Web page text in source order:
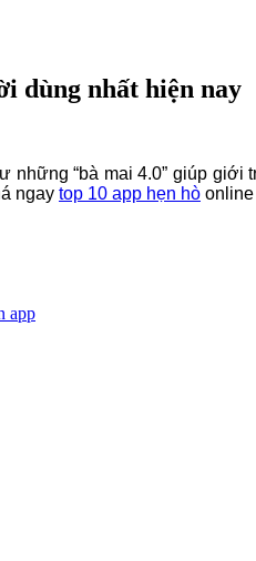
dùng nhất hiện nay
những “bà mai 4.0” giúp
ngay top 10 app hẹn hò online
app